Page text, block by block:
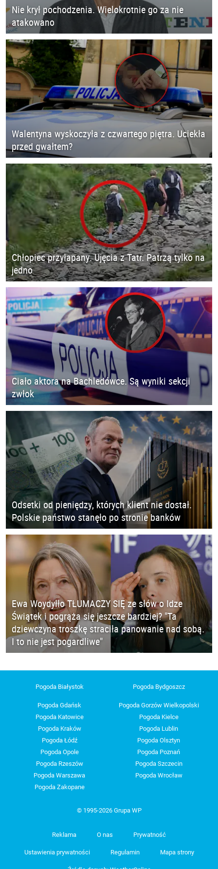
Nie krył pochodzenia. Wielokrotnie go za nie
atakowano
Walentyna wyskoczyła z czwartego piętra. Uciekła
przed gwałtem?
Chłopiec przyłapany. Ujęcia z Tatr. Patrzą tylko na
jedno
Ciało aktora na Bachledówce. Są wyniki sekcji
zwłok
Odsetki od pieniędzy, których klient nie dostał.
Polskie państwo stanęło po stronie banków
Ewa Woydyłło TŁUMACZY SIĘ ze słów o Idze
Świątek i pogrąża się jeszcze bardziej? "Ta
dziewczyna troszkę straciła panowanie nad sobą.
I to nie jest pogardliwe"
Pogoda Białystok Pogoda Bydgoszcz
Pogoda Gdańsk
Pogoda Gorzów Wielkopolski
Pogoda Katowice
Pogoda Kielce
Pogoda Kraków
Pogoda Lublin
Pogoda Łódź
Pogoda Olsztyn
Pogoda Opole
Pogoda Poznań
Pogoda Rzeszów
Pogoda Szczecin
Pogoda Warszawa
Pogoda Wrocław
Pogoda Zakopane
© 1995-2026 Grupa WP
Reklama O nas Prywatność
Ustawienia prywatności Regulamin Mapa strony